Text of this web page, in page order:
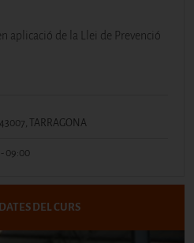
aplicació de la Llei de Prevenció
TARRAGONA
09:00
DEL CURS